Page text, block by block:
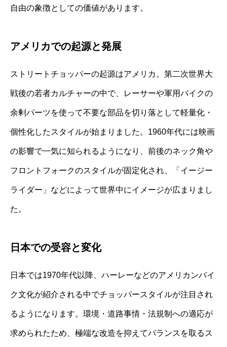
自由の象徴としての価値があります。
アメリカでの起源と発展
ストリートチョッパーの起源はアメリカ。第二次世界大
戦後の若者カルチャーの中で、レーサーや軍用バイクの
余剰パーツを使って不要な部品を切り落として軽量化・
個性化したスタイルが始まりました。1960年代には映画
の影響で一気に知られるようになり、前後のネック角や
フロントフォークのスタイルが固定化され、「イージー
ライダー」などによって世界中にイメージが広まりまし
た。
日本での受容と変化
日本では1970年代以降、ハーレーなどのアメリカンバイ
ク文化が紹介される中でチョッパースタイルが注目され
るようになります。環境・道路事情・法規制への適応が
求められたため、極端な改造を抑えてバランスを取るス